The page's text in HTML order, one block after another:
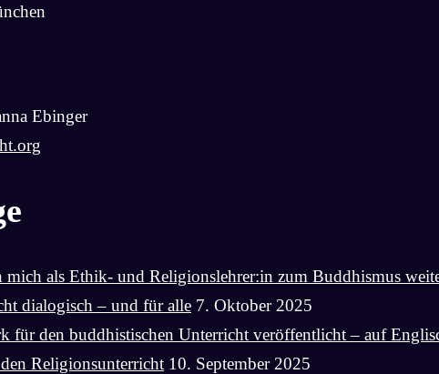
Ebinger
als Ethik- und Religionslehrer:in zum Buddhismus
dialogisch – und für alle 7. Oktober 2025
für den buddhistischen Unterricht veröffentlicht – auf
Religionsunterricht 10. September 2025